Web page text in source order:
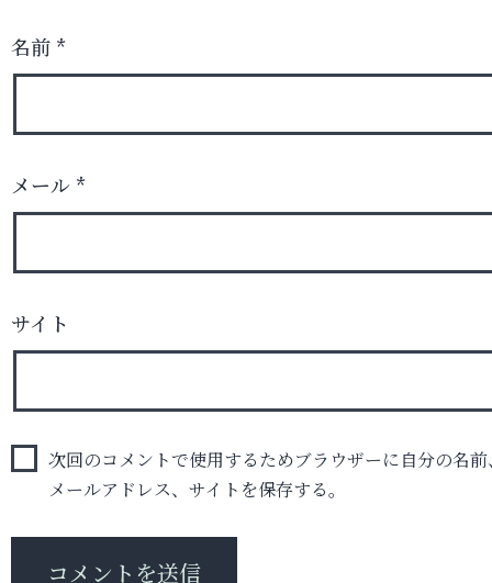
名前 *
メール *
サイト
次回のコメントで使用するためブラウザーに自分の名前
メールアドレス、サイトを保存する。